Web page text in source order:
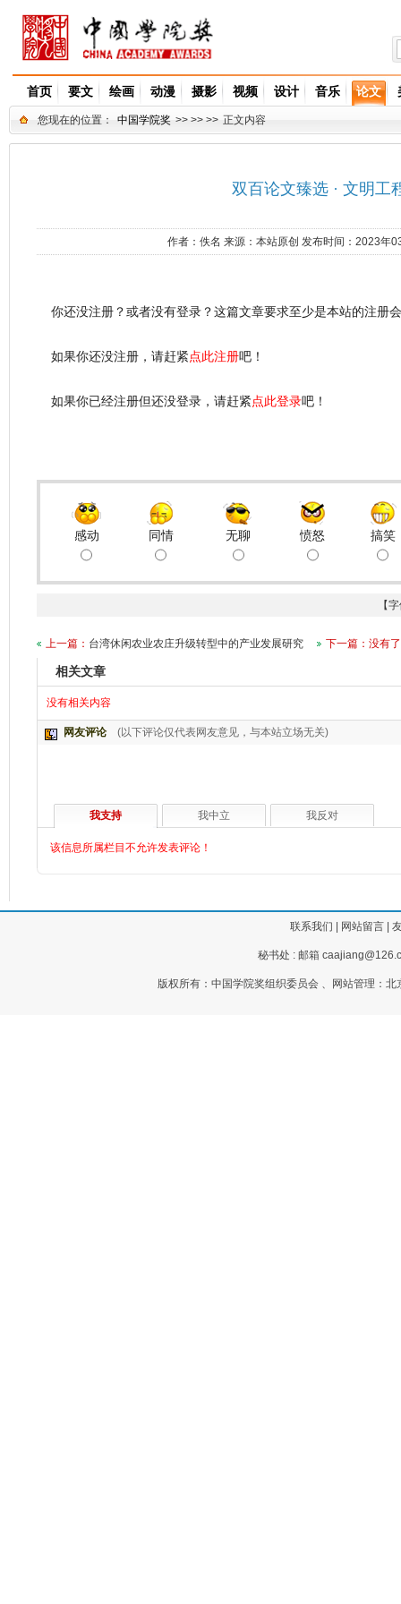
首页 要文 绘画 动漫 摄影 视频 设计 音乐 论文
您现在的位置： 中国学院奖 >> >> >> 正文内容
双百论文臻选 · 文明工
作者： 佚名 来源： 本站原创 发布时间：2023年
你还没注册？或者没有登录？这篇文章要求至少是本站的注册
如果你还没注册，请赶紧点此注册吧！
如果你已经注册但还没登录，请赶紧点此登录吧！
感动 同情 无聊 愤怒 搞笑
【
上一篇： 台湾休闲农业农庄升级转型中的产业发展研究 下一篇：没有
相关文章
没有相关内容
网友评论 (以下评论仅代表网友意见，与本站立场无关)
我支持 我中立 我反对
该信息所属栏目不允许发表评论！
联系我们 网站留言|
秘书处 : 邮箱
版权所有：中国学院奖组织委员会 、网站管理：